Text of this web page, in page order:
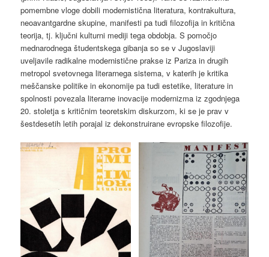
pomembne vloge dobili modernistična literatura, kontrakultura,
neoavantgardne skupine, manifesti pa tudi filozofija in kritična
teorija, tj. ključni kulturni mediji tega obdobja. S pomočjo
mednarodnega študentskega gibanja so se v Jugoslaviji
uveljavile radikalne modernistične prakse iz Pariza in drugih
metropol svetovnega literarnega sistema, v katerih je kritika
meščanske politike in ekonomije pa tudi estetike, literature in
spolnosti povezala literarne inovacije modernizma iz zgodnjega
20. stoletja s kritičnim teoretskim diskurzom, ki se je prav v
šestdesetih letih porajal iz dekonstruirane evropske filozofije.